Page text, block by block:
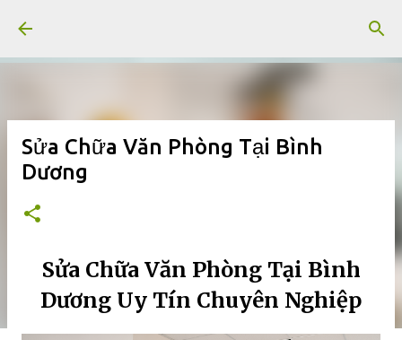
Sửa Chữa Văn Phòng Tại Bình
Dương
Sửa Chữa Văn Phòng Tại Bình
Dương Uy Tín Chuyên Nghiệp